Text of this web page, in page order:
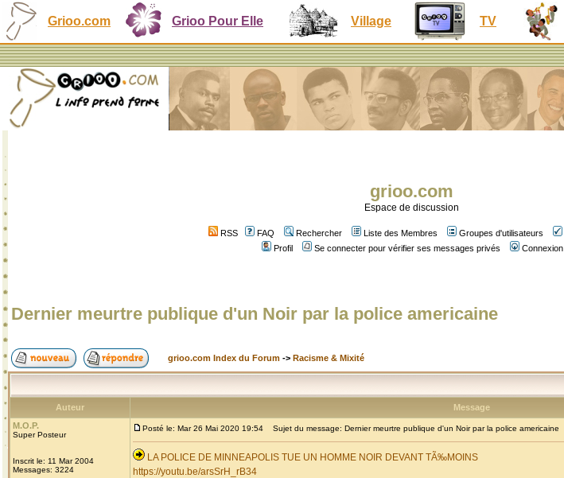
Grioo.com Grioo Pour Elle Village TV
grioo.com
Espace de discussion
RSS FAQ Rechercher Liste des Membres Groupes d'utilisateurs
Profil
Se connecter pour vérifier ses messages privés Connexion
Dernier meurtre publique d'un Noir par la police americaine
grioo.com Index du Forum -> Racisme & Mixité
Auteur
Message
M.O.P.
Super Posteur
Inscrit le: 11 Mar 2004
Messages: 3224
Posté le: Mar 26 Mai 2020 19:54 Sujet du message: Dernier meurtre publique d'un Noir par la police americaine
LA POLICE DE MINNEAPOLIS TUE UN HOMME NOIR DEVANT TÃ‰MOINS
https://youtu.be/arsSrH_rB34